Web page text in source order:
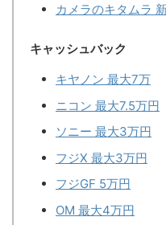
カメラのキタムラ
キャッシュバック
キヤノン 最大7万
ニコン 最大7.5万円
ソニー 最大3万円
フジX 最大3万円
フジGF 5万円
OM 最大4万円